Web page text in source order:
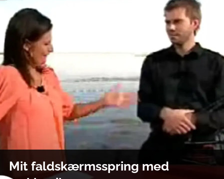
Mit faldskærmsspring med